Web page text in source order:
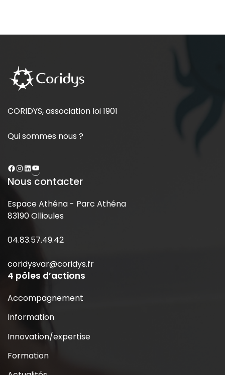
CORIDYS, association loi 1901
Qui sommes nous ?
Nous contacter
Espace Athéna - Parc Athéna
83190 Ollioules
04.83.57.49.42
coridysvar@coridys.fr
4 pôles d’actions
Accompagnement
Information
Innovation/expertise
Formation